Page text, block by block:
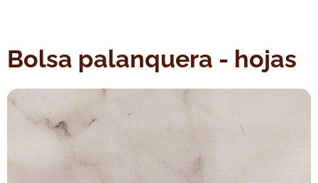
Bolsa palanquera - hojas